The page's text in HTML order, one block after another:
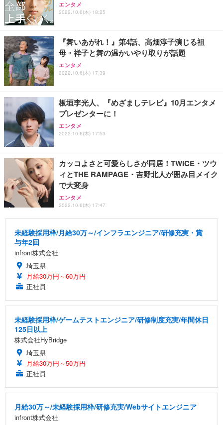
エンタメ
2022.10.6(木) 18:25
『舞いあがれ！』第4話、高畑淳子演じる祖
母・祥子と舞の温かいやり取りが話題
エンタメ
2022.10.6(木) 17:39
板垣李光人、『めざましテレビ』10月エンタメ
プレゼンターに！
エンタメ
2022.10.6(木) 17:53
カッコよさと可愛らしさが同居！TWICE・ツウ
ィとTHE RAMPAGE・吉野北人が囲み目メイク
で大変身
エンタメ
2022.10.6(木) 17:47
未経験採用枠/月給30万～/インフラエンジニア/研修充実・賞
与年2回
infront株式会社
埼玉県
月給30万円～60万円
正社員
未経験採用枠/ゲームテストエンジニア/研修制度充実/年間休日
125日以上
株式会社HyBridge
埼玉県
月給30万円～50万円
正社員
月給30万～/未経験採用枠/研修充実/Webサイトエンジニア
infront株式会社